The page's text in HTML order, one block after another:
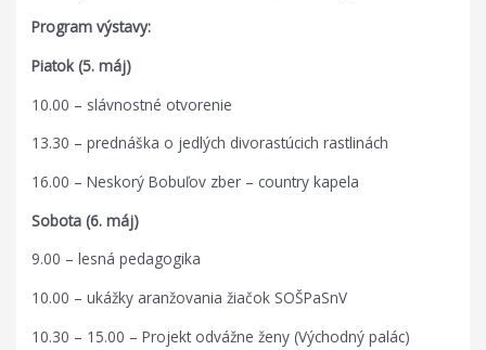
Program výstavy:
Piatok (5. máj)
10.00 – slávnostné otvorenie
13.30 – prednáška o jedlých divorastúcich rastlinách
16.00 – Neskorý Bobuľov zber – country kapela
Sobota (6. máj)
9.00 – lesná pedagogika
10.00 – ukážky aranžovania žiačok SOŠPaSnV
10.30 – 15.00 – Projekt odvážne ženy (Východný palác)